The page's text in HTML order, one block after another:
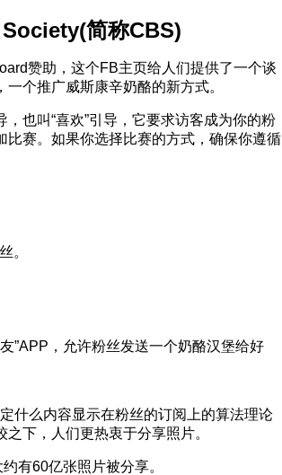
简称CBS)
赞助，这个FB主页给人们提供了一个谈
个推广威斯康辛奶酪的新方式。
也叫“喜欢”引导，它要求访客成为你的粉
比赛。如果你选择比赛的方式，确保你遵循
。
”APP，允许粉丝发送一个奶酪汉堡给好
什么内容显示在粉丝的订阅上的算法理论
下，人们更热衷于分享照片。
有60亿张照片被分享。